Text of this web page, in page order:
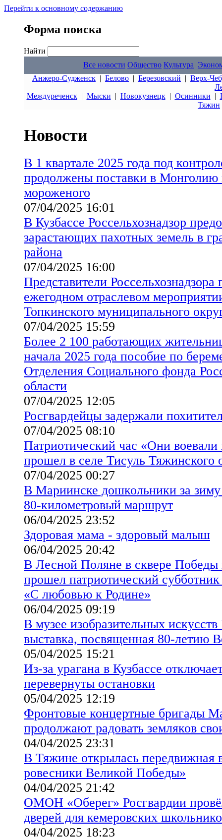
Перейти к основному содержанию
Форма поиска
Найти
Все новости Общество Культура
Анжеро-Судженск | Белово | Березовский | Верх-
Междуреченск| Мыски | Новокузнецк| Осинники |
Тяжин
Новости
В 1 квартале 2025 года под
продолжены поставки в Монголию
мороженого
07/04/2025 16:01
В Кузбассе Россельхознадзор
зарастающих пахотных земель в
района
07/04/2025 16:00
Представители Россельхознадзора
ежегодном отраслевом
Топкинского муниципального
07/04/2025 15:59
Более 2 100 работающих
начала 2025 года пособие по
Отделения Социального фонда
области
07/04/2025 12:05
Росгвардейцы задержали
07/04/2025 08:10
Патриотический час «Они воевали
прошел в селе Тисуль Тяжинского
07/04/2025 00:27
В Мариинске дошкольники за
80-километровый маршрут
06/04/2025 23:52
Здоровая мама - здоровый малыш
06/04/2025 20:42
В Лесной Поляне в сквере Победы
прошел патриотический
«С любовью к Родине»
06/04/2025 09:19
В музее изобразительных
выставка, посвященная 80-летию
05/04/2025 15:21
Из-за урагана в Кузбассе
перевернуты остановки
05/04/2025 12:19
Фронтовые концертные бригады
продолжают радовать земляков
04/04/2025 23:31
В Тяжине открылась передвижная
ровесники Великой Победы»
04/04/2025 21:42
ОМОН «Оберег» Росгвардии
дверей для кемеровских
04/04/2025 18:23